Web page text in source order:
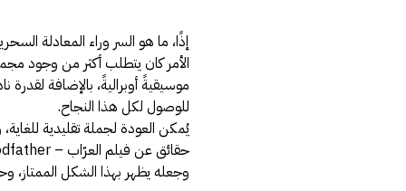
إذًا، ما هو السر وراء المعادلة
الأمر كان يتطلب أكثر من وجود
موسيقيةً أوبراليةً، بالإضافة لقدرة
للوصول لكل هذا النجاح.
يُمكن العودة لجملة تقليدية
وجعله يظهر بهذا الشكل الممتاز،